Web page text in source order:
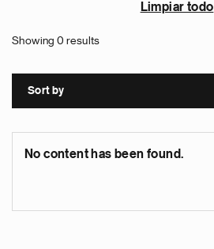
Limpiar todo
Showing 0 results
Sort by
No content has been found.